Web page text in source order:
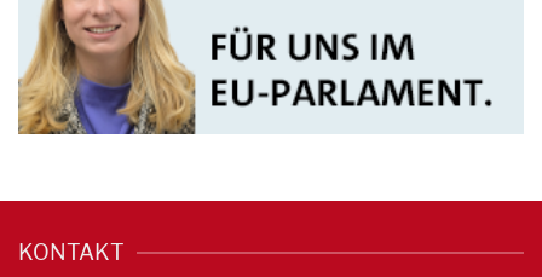
KONTAKT